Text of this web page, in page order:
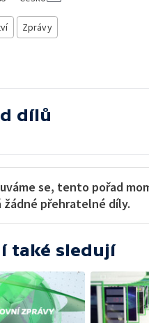
Zprávy
dílů
se, tento pořad
žádné přehratelné díly.
také sledují